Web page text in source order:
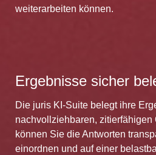
weiterarbeiten können.
Ergebnisse sicher
Die juris KI-Suite belegt ihre
nachvollziehbaren,
können Sie die Antworten
einordnen und auf einer